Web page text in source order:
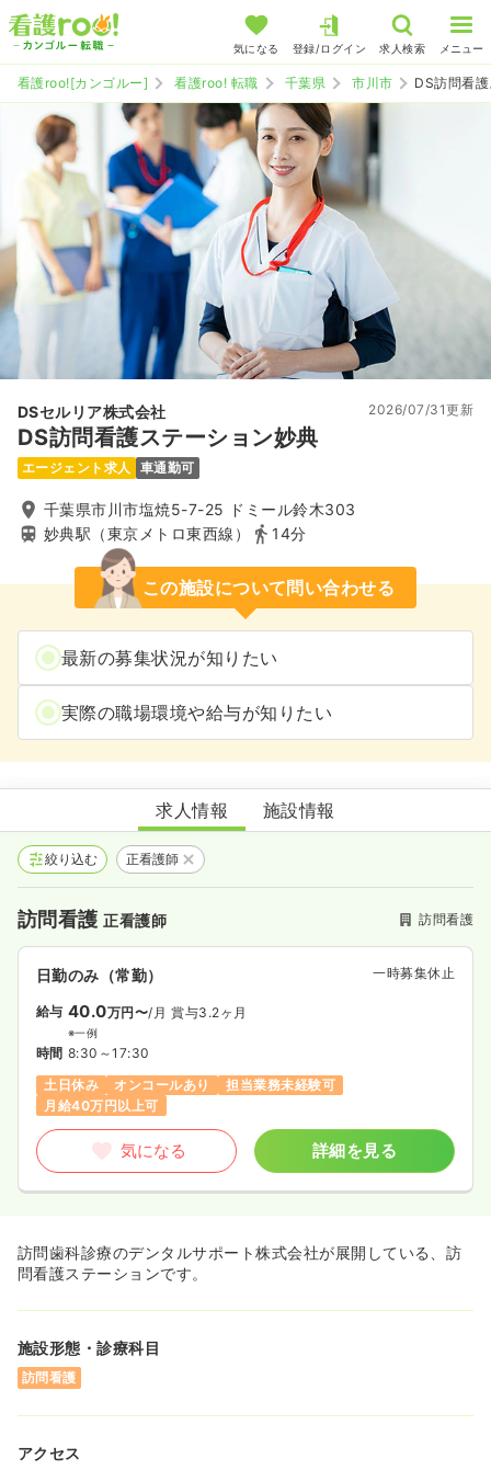
気になる 登録/ログイン 求人検索 メニュー
看護roo![カンゴルー] 看護roo! 転職 千葉県 市川市 DS訪問看
DSセルリア株式会社
DS訪問看護ステーション妙典
2026/07/31更新
エージェント求人 車通勤可
千葉県市川市塩焼5-7-25 ドミール鈴木303
妙典駅（東京メトロ東西線）
14分
この施設について問い合わせる
最新の募集状況が知りたい
実際の職場環境や給与が知りたい
DS訪問看護ステーション妙典
求人情報 施設情報
絞り込む 正看護師
訪問看護正看護師 訪問看護
日勤のみ（常勤） 一時募集休止
給与 40.0万円〜/月 賞与3.2ヶ月
※一例
時間 8:30～17:30
土日休み
オンコールあり
担当業務未経験可
月給40万円以上可
気になる 詳細を見る
訪問歯科診療のデンタルサポート株式会社が展開している、訪
問看護ステーションです。
施設形態・診療科目
訪問看護
アクセス